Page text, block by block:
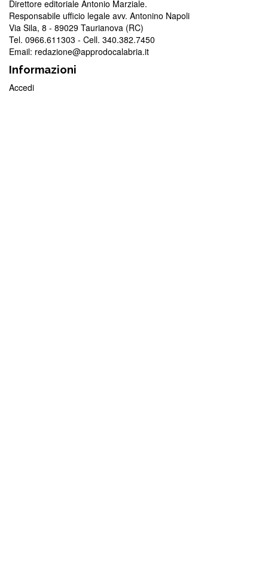
Direttore editoriale Antonio Marziale.
Responsabile ufficio legale avv. Antonino Napoli
Via Sila, 8 - 89029 Taurianova (RC)
Tel. 0966.611303 - Cell. 340.382.7450
Email: redazione@approdocalabria.it
Informazioni
Accedi